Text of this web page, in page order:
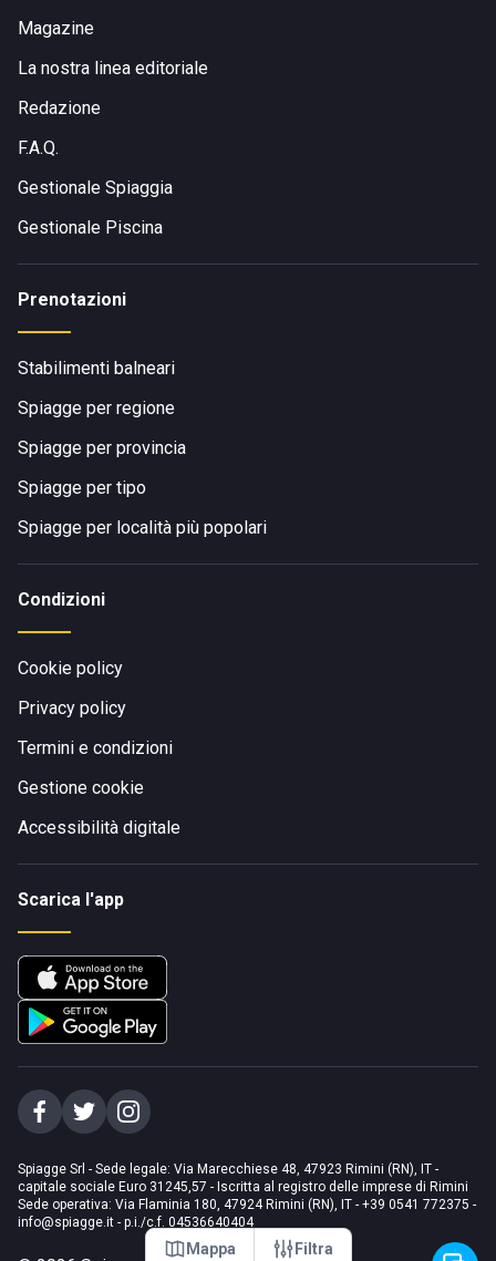
Mappa Filtra
Magazine
La nostra linea editoriale
Redazione
F.A.Q.
Gestionale Spiaggia
Gestionale Piscina
Prenotazioni
Stabilimenti balneari
Spiagge per regione
Spiagge per provincia
Spiagge per tipo
Spiagge per località più popolari
Condizioni
Cookie policy
Privacy policy
Termini e condizioni
Gestione cookie
Accessibilità digitale
Scarica l'app
Spiagge Srl - Sede legale: Via Marecchiese 48, 47923 Rimini (RN), IT -
capitale sociale Euro 31245,57 - Iscritta al registro delle imprese di Rimini
Sede operativa: Via Flaminia 180, 47924 Rimini (RN), IT - +39 0541 772375 -
info@spiagge.it - p.i./c.f. 04536640404